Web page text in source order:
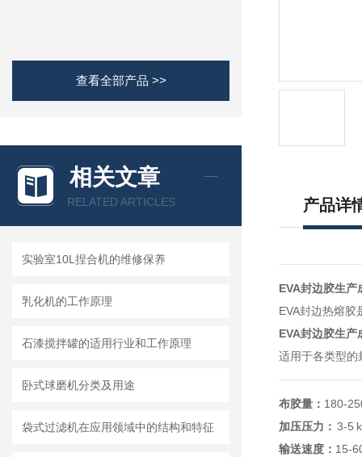
查看全部产品 >>
相关文章
RELATED ARTICLES
实验室10L捏合机的维修保养
乳化机的工作原理
石漆搅拌罐的适用行业和工作原理
卧式球磨机分类及用途
袋式过滤机在应用领域中的结构和特征
产品详
EVA封边胶生产
EVA封边热熔胶
EVA封边胶生产
适用于各类型的
布胶量： 180-
加压压力： 3-5
输送速度： 15-